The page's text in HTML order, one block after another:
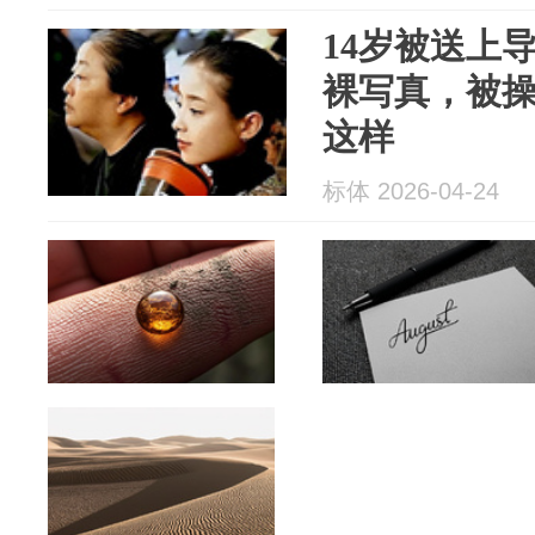
14岁被送上
裸写真，被
这样
标体 2026-04-24